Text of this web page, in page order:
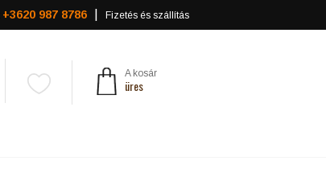
+3620 987 8786 Fizetés és szállítás
A kosár
üres